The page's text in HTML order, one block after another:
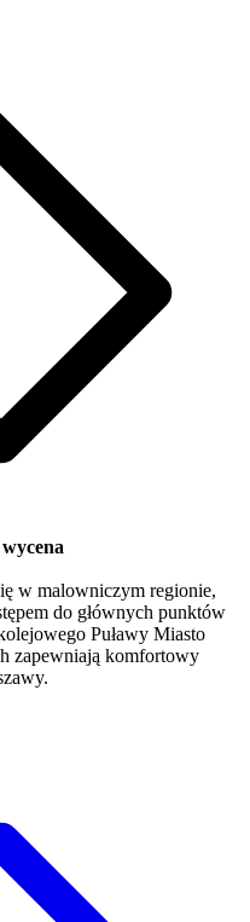
w malowniczym regionie,
do głównych punktów
Puławy Miasto
zapewniają komfortowy